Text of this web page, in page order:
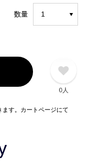
数量
0人
す。カートページにて